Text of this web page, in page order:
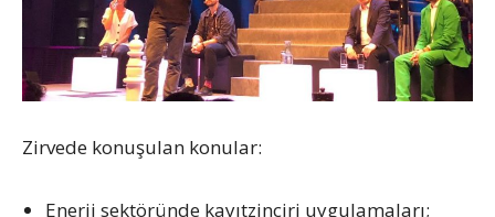
Zirvede konuşulan konular:
Enerji sektöründe kayıtzinciri uygulamaları;